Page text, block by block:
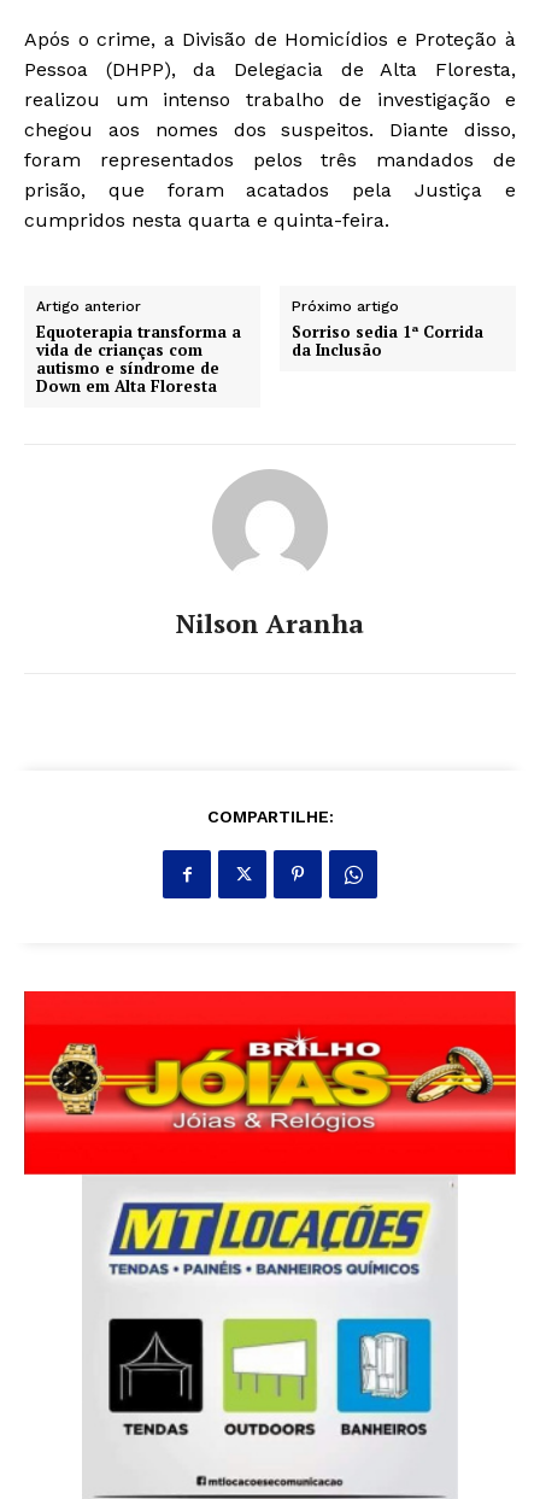
Após o crime, a Divisão de Homicídios e Proteção à
Pessoa (DHPP), da Delegacia de Alta Floresta,
realizou um intenso trabalho de investigação e
chegou aos nomes dos suspeitos. Diante disso,
foram representados pelos três mandados de
prisão, que foram acatados pela Justiça e
cumpridos nesta quarta e quinta-feira.
Artigo anterior
Equoterapia transforma a
vida de crianças com
autismo e síndrome de
Down em Alta Floresta
Próximo artigo
Sorriso sedia 1ª Corrida
da Inclusão
Nilson Aranha
COMPARTILHE: